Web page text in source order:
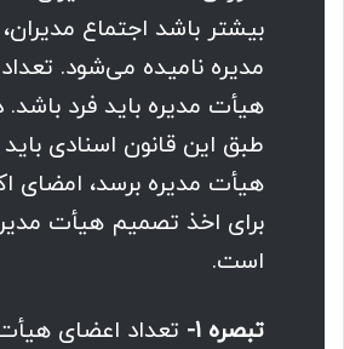
بیشتر باشد اجتماع
‌مدیره نامیده می‌شود.
هیأت مدیره باید فرد باشد.
طبق این قانون اسنادی
هیأت مدیره برسد، امضای
برای اخذ تصمیم هیأت
است.
تبصره ۱-
تعداد اعضای